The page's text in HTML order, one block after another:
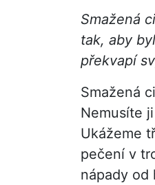
Smažená
tak, aby
překvapí
Smažená
Nemusíte
Ukážeme
pečení v
nápady od